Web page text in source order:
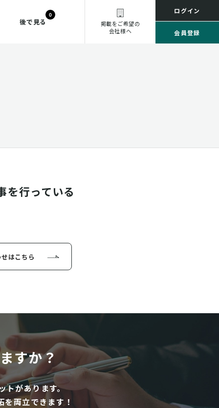
後で見る
0
掲載をご希望の
会社様へ
ログイン
会員登録
を行っている
はこちら
すか？
トがあります。
両立できます！